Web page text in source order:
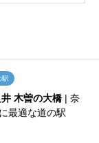
駅
木曽の大橋| 奈
最適な道の駅